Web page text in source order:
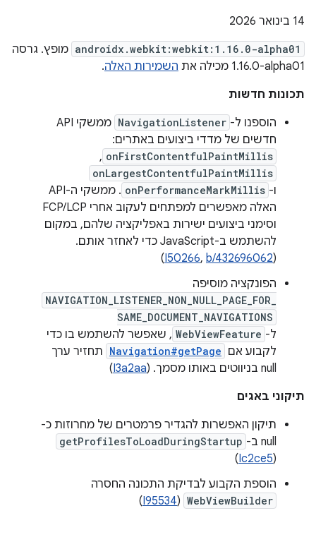
‫14 בינואר 2026
androidx.webkit:webkit:1.16.0-alpha01 מופץ. גרסה
‎1.16.0-alpha01 מכילה את
השמירות האלה.
תכונות חדשות
הוספנו ל- NavigationListener
ממשקי API
חדשים של מדדי ביצועים באתרים:
onFirstContentfulPaintMillis
,
onLargestContentfulPaintMillis
ו- onPerformanceMarkMillis
. ממשקי ה-API
האלה מאפשרים למפתחים לעקוב אחרי FCP/LCP
וסימני ביצועים ישירות באפליקציה שלהם, במקום
להשתמש ב-JavaScript כדי לאחזר אותם.
(
I50266, b/432696062
)
הפונקציה מוסיפה
NAVIGATION_LISTENER_NON_NULL_PAGE_FOR_
SAME_DOCUMENT_NAVIGATIONS
ל- WebViewFeature , שאפשר להשתמש בו כדי
לקבוע אם Navigation#getPage תחזיר ערך
null בניווטים באותו מסמך. (
I3a2aa
)
תיקוני באגים
תיקון האפשרות להגדיר פרמטרים של מחרוזות כ-
null ב-
getProfilesToLoadDuringStartup
(
Ic2ce5
)
הוספת הקבוע לבדיקת התכונה החסרה
WebViewBuilder
(
I95534
)